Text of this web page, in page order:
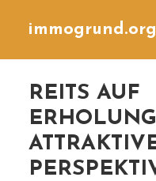
immogrund.org
REITS AUF